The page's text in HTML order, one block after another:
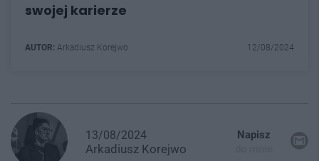
swojej karierze
AUTOR: Arkadiusz Korejwo 12/08/2024
13/08/2024
Arkadiusz Korejwo
Napisz